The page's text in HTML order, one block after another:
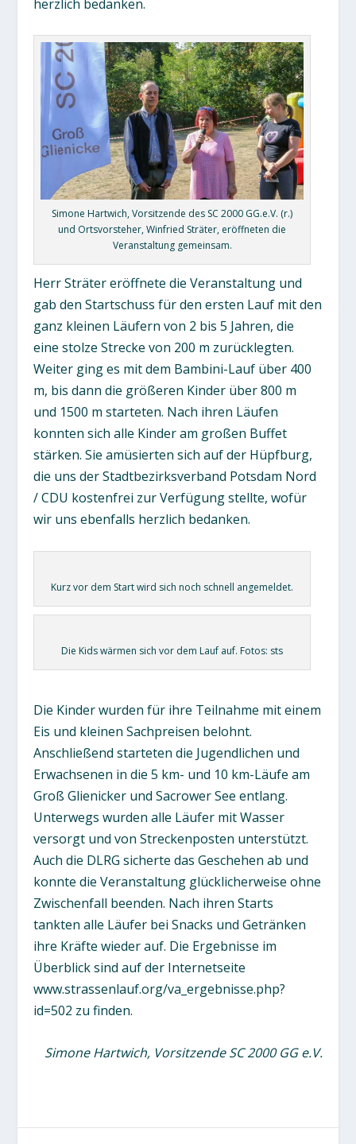
herzlich bedanken.
Simone Hartwich, Vorsitzende des SC 2000 GG.e.V. (r.)
und Ortsvorsteher, Winfried Sträter, eröffneten die
Veranstaltung gemeinsam.
Herr Sträter eröffnete die Veranstaltung und
gab den Startschuss für den ersten Lauf mit den
ganz kleinen Läufern von 2 bis 5 Jahren, die
eine stolze Strecke von 200 m zurücklegten.
Weiter ging es mit dem Bambini-Lauf über 400
m, bis dann die größeren Kinder über 800 m
und 1500 m starteten. Nach ihren Läufen
konnten sich alle Kinder am großen Buffet
stärken. Sie amüsierten sich auf der Hüpfburg,
die uns der Stadtbezirksverband Potsdam Nord
/ CDU kostenfrei zur Verfügung stellte, wofür
wir uns ebenfalls herzlich bedanken.
Kurz vor dem Start wird sich noch schnell angemeldet.
Die Kids wärmen sich vor dem Lauf auf. Fotos: sts
Die Kinder wurden für ihre Teilnahme mit einem
Eis und kleinen Sachpreisen belohnt.
Anschließend starteten die Jugendlichen und
Erwachsenen in die 5 km- und 10 km-Läufe am
Groß Glienicker und Sacrower See entlang.
Unterwegs wurden alle Läufer mit Wasser
versorgt und von Streckenposten unterstützt.
Auch die DLRG sicherte das Geschehen ab und
konnte die Veranstaltung glücklicherweise ohne
Zwischenfall beenden. Nach ihren Starts
tankten alle Läufer bei Snacks und Getränken
ihre Kräfte wieder auf. Die Ergebnisse im
Überblick sind auf der Internetseite
www.strassenlauf.org/va_ergebnisse.php?
id=502 zu finden.
Simone Hartwich, Vorsitzende SC 2000 GG e.V.